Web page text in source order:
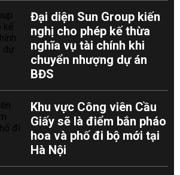
Đại diện Sun Group kiến
nghị cho phép kế thừa
nghĩa vụ tài chính khi
chuyển nhượng dự án
BĐS
Khu vực Công viên Cầu
Giấy sẽ là điểm bắn pháo
hoa và phố đi bộ mới tại
Hà Nội